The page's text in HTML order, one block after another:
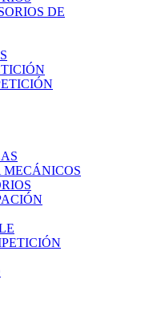
DE
MECÁNICOS